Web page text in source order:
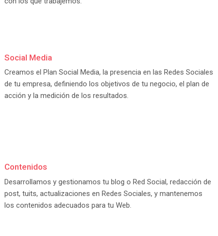
Social Media
Creamos el Plan Social Media, la presencia en las Redes Sociales
de tu empresa, definiendo los objetivos de tu negocio, el plan de
acción y la medición de los resultados.
Contenidos
Desarrollamos y gestionamos tu blog o Red Social, redacción de
post, tuits, actualizaciones en Redes Sociales, y mantenemos
los contenidos adecuados para tu Web.